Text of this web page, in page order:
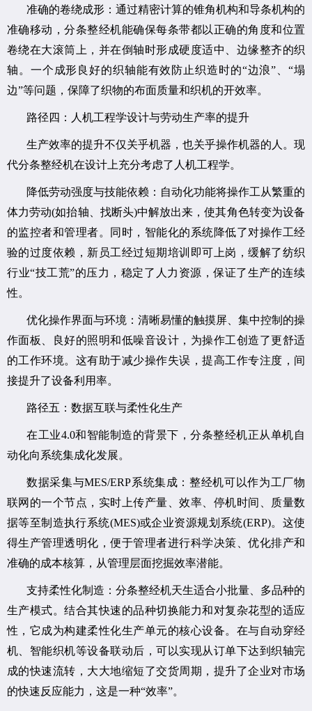
准确的卷绕成形：通过精密计算的锥角机构和导条机构的
准确移动，分条整经机能确保每条带都以正确的角度和位置
卷绕在大滚筒上，并在倒轴时形成硬度适中、边缘整齐的织
轴。一个成形良好的织轴能有效防止织造时的“边浪”、“塌
边”等问题，保障了织物的布面质量和织机的开效率。
路径四：人机工程学设计与劳动生产率的提升
生产效率的提升不仅关乎机器，也关乎操作机器的人。现
代分条整经机在设计上充分考虑了人机工程学。
降低劳动强度与技能依赖：自动化功能将操作工从繁重的
体力劳动(如抬轴、找断头)中解放出来，使其角色转变为设备
的监控者和管理者。同时，智能化的系统降低了对操作工经
验的过度依赖，新员工经过短期培训即可上岗，缓解了纺织
行业“技工荒”的压力，稳定了人力资源，保证了生产的连续
性。
优化操作界面与环境：清晰易懂的触摸屏、集中控制的操
作面板、良好的照明和低噪音设计，为操作工创造了更舒适
的工作环境。这有助于减少操作失误，提高工作专注度，间
接提升了设备利用率。
路径五：数据互联与柔性化生产
在工业4.0和智能制造的背景下，分条整经机正从单机自
动化向系统集成化发展。
数据采集与MES/ERP系统集成：整经机可以作为工厂物
联网的一个节点，实时上传产量、效率、停机时间、质量数
据等至制造执行系统(MES)或企业资源规划系统(ERP)。这使
得生产管理透明化，便于管理者进行科学决策、优化排产和
准确的成本核算，从管理层面挖掘效率潜能。
支持柔性化制造：分条整经机天生适合小批量、多品种的
生产模式。结合其快速的品种切换能力和对复杂花型的适应
性，它成为构建柔性化生产单元的核心设备。在与自动穿经
机、智能织机等设备联动后，可以实现从订单下达到织轴完
成的快速流转，大大地缩短了交货周期，提升了企业对市场
的快速反应能力，这是一种“效率”。